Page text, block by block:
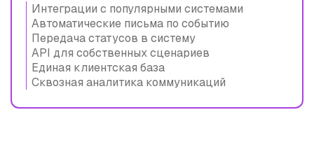
Интеграции с популярными системами
Автоматические письма по событию
Передача статусов в систему
API для собственных сценариев
Единая клиентская база
Сквозная аналитика коммуникаций